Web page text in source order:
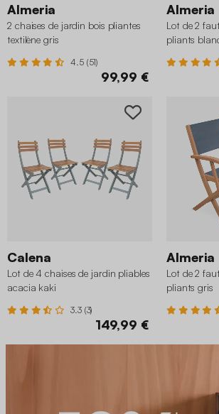
Almeria
2 chaises de jardin bois pliantes
textilène gris
4.5 (51)
99,99 €
Almeria
Lot de 2
pliants
Calena
Lot de 4 chaises de jardin pliables
acacia kaki
3.3 (3)
149,99 €
Almeria
Lot de 2
pliants gris